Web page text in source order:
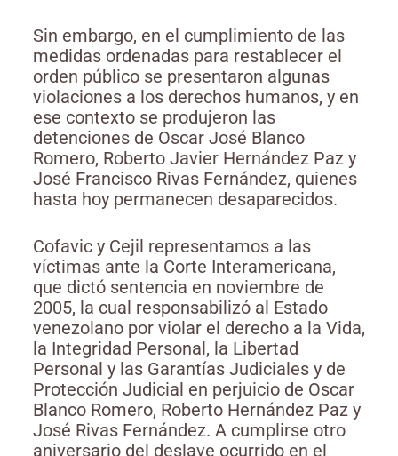
Sin embargo, en el cumplimiento de las
medidas ordenadas para restablecer el
orden público se presentaron algunas
violaciones a los derechos humanos, y en
ese contexto se produjeron las
detenciones de Oscar José Blanco
Romero, Roberto Javier Hernández Paz y
José Francisco Rivas Fernández, quienes
hasta hoy permanecen desaparecidos.
Cofavic y Cejil representamos a las
víctimas ante la Corte Interamericana,
que dictó sentencia en noviembre de
2005, la cual responsabilizó al Estado
venezolano por violar el derecho a la Vida,
la Integridad Personal, la Libertad
Personal y las Garantías Judiciales y de
Protección Judicial en perjuicio de Oscar
Blanco Romero, Roberto Hernández Paz y
José Rivas Fernández. A cumplirse otro
aniversario del deslave ocurrido en el